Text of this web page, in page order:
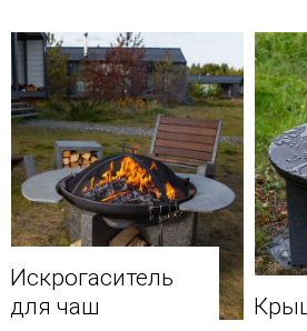
Искрогаситель
для чаш